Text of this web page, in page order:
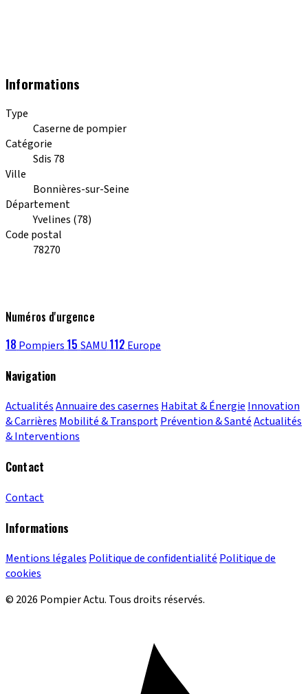
Informations
Type
Caserne de pompier
Catégorie
Sdis 78
Ville
Bonnières-sur-Seine
Département
Yvelines (78)
Code postal
78270
Numéros d'urgence
18 Pompiers 15 SAMU 112 Europe
Navigation
ActualitésAnnuaire des casernes Habitat & Énergie Innovation
& Carrières Mobilité & TransportPrévention & SantéActualités
& Interventions
Contact
Contact
Informations
Mentions légales Politique de confidentialité Politique de
cookies
© 2026 Pompier Actu. Tous droits réservés.